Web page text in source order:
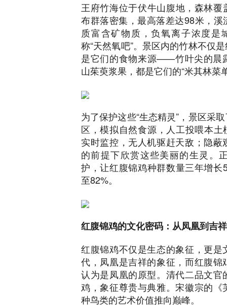
王府竹海位于伏牛山腹地，森林
布群落密集，最高落差达98米，
质富含矿物质，负氧离子浓度是
称“天然氧吧”。景区内的竹林不仅
是它们的食物来源——竹叶尖的晨
山茱萸浆果，都是它们的“米其林菜
为了保护这些“生态精灵”，景区采
区，模拟自然食源，人工投喂本
实时监控，无人机驱赶天敌；隐
的前提下欣赏这些美丽的生灵。
护，让红腹锦鸡种群数量三年增长
至82%。
红腹锦鸡的文化密码：从凤凰到吉
红腹锦鸡不仅是生态的象征，更是
代，凤凰是吉祥的象征，而红腹锦
认为是凤凰的原型。清代二品文官
鸡，象征尊贵与典雅。宋徽宗的
种鸟类的艺术价值推向巅峰。